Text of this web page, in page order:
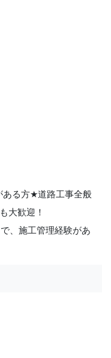
ある方★道路工事全般
大歓迎！
、施工管理経験があ